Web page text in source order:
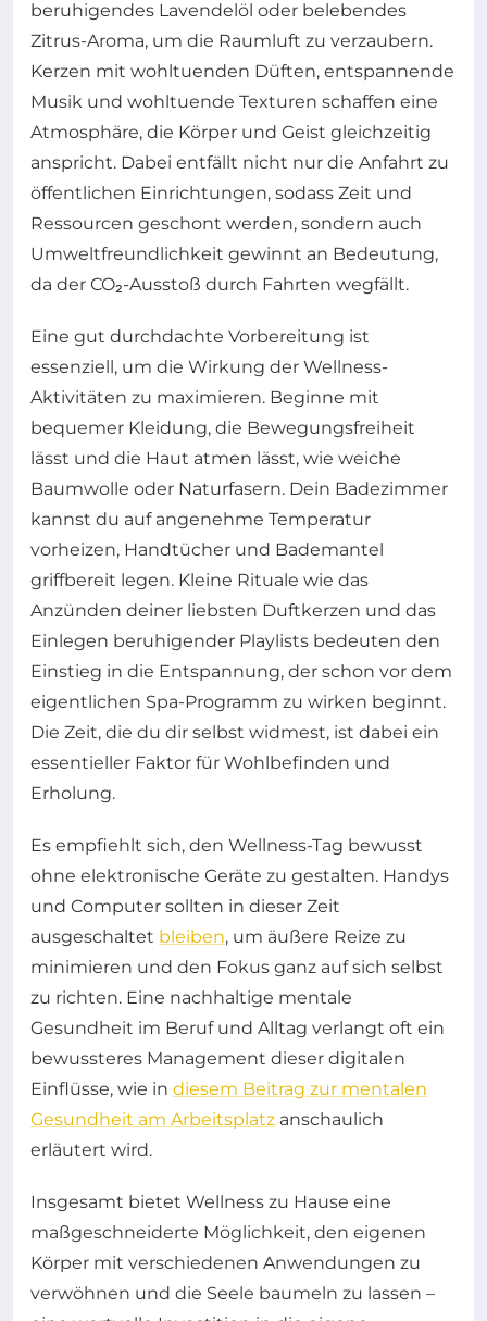
beruhigendes Lavendelöl oder belebendes
Zitrus-Aroma, um die Raumluft zu verzaubern.
Kerzen mit wohltuenden Düften, entspannende
Musik und wohltuende Texturen schaffen eine
Atmosphäre, die Körper und Geist gleichzeitig
anspricht. Dabei entfällt nicht nur die Anfahrt zu
öffentlichen Einrichtungen, sodass Zeit und
Ressourcen geschont werden, sondern auch
Umweltfreundlichkeit gewinnt an Bedeutung,
da der CO₂-Ausstoß durch Fahrten wegfällt.
Eine gut durchdachte Vorbereitung ist
essenziell, um die Wirkung der Wellness-
Aktivitäten zu maximieren. Beginne mit
bequemer Kleidung, die Bewegungsfreiheit
lässt und die Haut atmen lässt, wie weiche
Baumwolle oder Naturfasern. Dein Badezimmer
kannst du auf angenehme Temperatur
vorheizen, Handtücher und Bademantel
griffbereit legen. Kleine Rituale wie das
Anzünden deiner liebsten Duftkerzen und das
Einlegen beruhigender Playlists bedeuten den
Einstieg in die Entspannung, der schon vor dem
eigentlichen Spa-Programm zu wirken beginnt.
Die Zeit, die du dir selbst widmest, ist dabei ein
essentieller Faktor für Wohlbefinden und
Erholung.
Es empfiehlt sich, den Wellness-Tag bewusst
ohne elektronische Geräte zu gestalten. Handys
und Computer sollten in dieser Zeit
ausgeschaltet bleiben, um äußere Reize zu
minimieren und den Fokus ganz auf sich selbst
zu richten. Eine nachhaltige mentale
Gesundheit im Beruf und Alltag verlangt oft ein
bewussteres Management dieser digitalen
Einflüsse, wie in diesem Beitrag zur mentalen
Gesundheit am Arbeitsplatz anschaulich
erläutert wird.
Insgesamt bietet Wellness zu Hause eine
maßgeschneiderte Möglichkeit, den eigenen
Körper mit verschiedenen Anwendungen zu
verwöhnen und die Seele baumeln zu lassen –